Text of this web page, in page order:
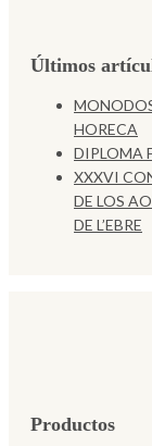
Últimos
HORECA
DIPLOMA
XXXVI
DE LOS
DE L’EBRE
Productos